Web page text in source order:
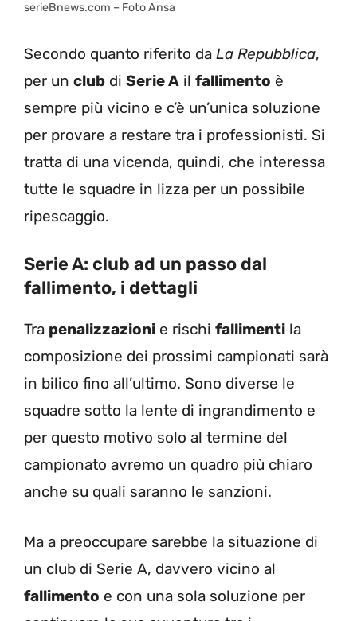
serieBnews.com – Foto Ansa
Secondo quanto riferito da La Repubblica,
per un club di Serie A il fallimento è
sempre più vicino e c’è un’unica soluzione
per provare a restare tra i professionisti. Si
tratta di una vicenda, quindi, che interessa
tutte le squadre in lizza per un possibile
ripescaggio.
Serie A: club ad un passo dal
fallimento, i dettagli
Tra penalizzazioni e rischi fallimenti la
composizione dei prossimi campionati sarà
in bilico fino all’ultimo. Sono diverse le
squadre sotto la lente di ingrandimento e
per questo motivo solo al termine del
campionato avremo un quadro più chiaro
anche su quali saranno le sanzioni.
Ma a preoccupare sarebbe la situazione di
un club di Serie A, davvero vicino al
fallimento e con una sola soluzione per